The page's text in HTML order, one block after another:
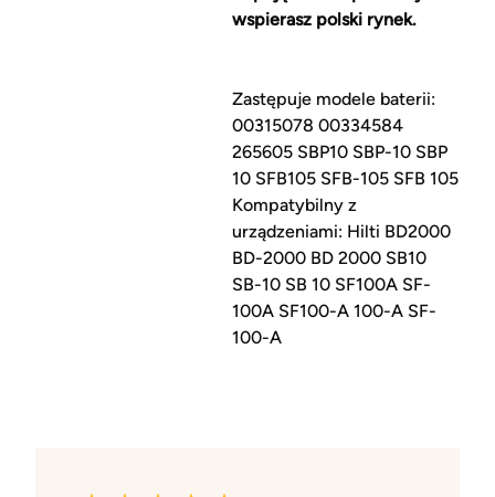
wspierasz polski rynek.
Zastępuje modele baterii:
00315078 00334584
265605 SBP10 SBP-10 SBP
10 SFB105 SFB-105 SFB 105
Kompatybilny z
urządzeniami: Hilti BD2000
BD-2000 BD 2000 SB10
SB-10 SB 10 SF100A SF-
100A SF100-A 100-A SF-
100-A